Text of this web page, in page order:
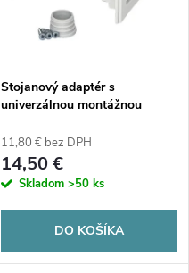
Stojanový adaptér s
univerzálnou montážnou
UA15GWBR
11,80 € bez DPH
14,50 €
Skladom >50 ks
DO KOŠÍKA